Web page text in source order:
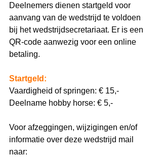
Deelnemers dienen startgeld voor
aanvang van de wedstrijd te voldoen
bij het wedstrijdsecretariaat. Er is een
QR-code aanwezig voor een online
betaling.
Startgeld:
Vaardigheid of springen: € 15,-
Deelname hobby horse: € 5,-
Voor afzeggingen, wijzigingen en/of
informatie over deze wedstrijd mail
naar: